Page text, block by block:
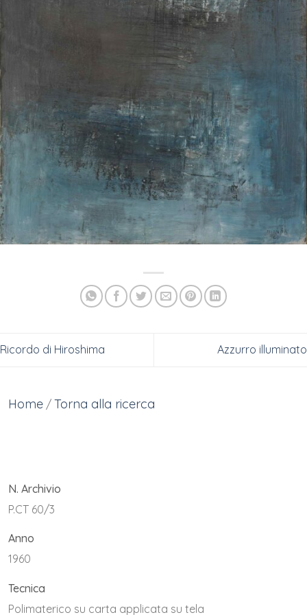
Ricordo di Hiroshima Azzurro illuminato
Home / Torna alla ricerca
N. Archivio
P.CT 60/3
Anno
1960
Tecnica
Polimaterico su carta applicata su tela